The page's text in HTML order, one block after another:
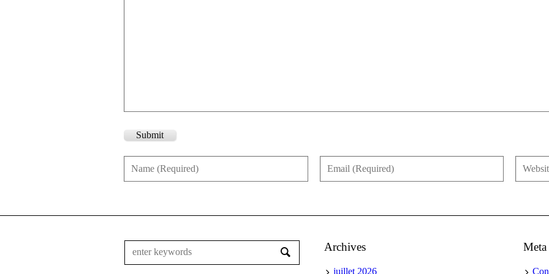
Submit
Archives
juillet 2026
Meta